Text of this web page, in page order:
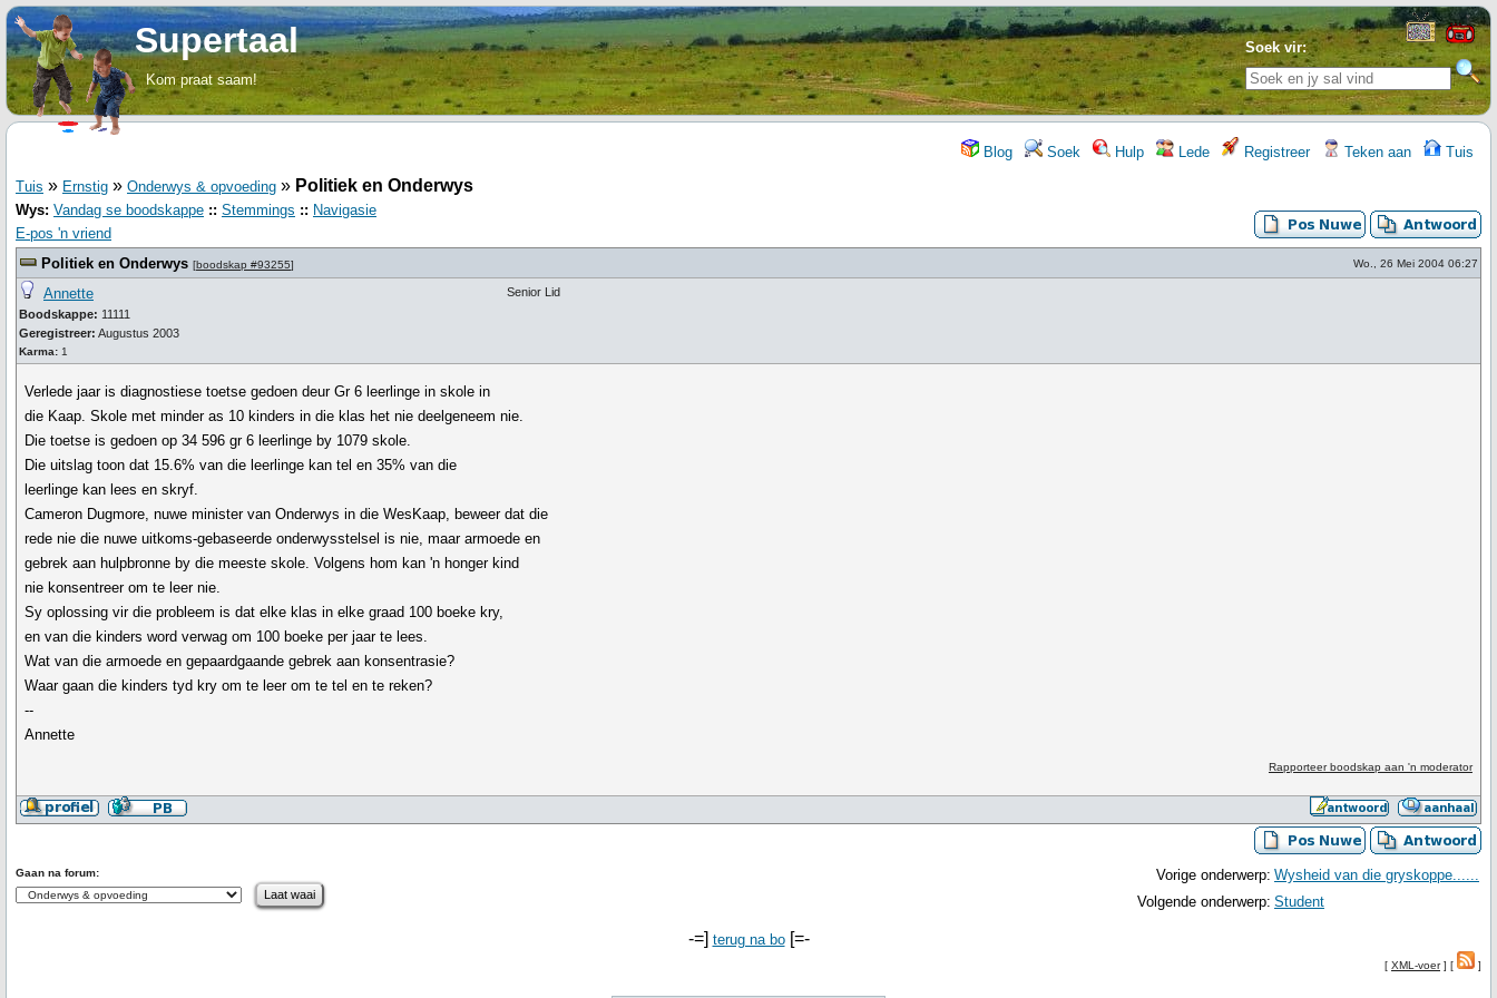
Soek vir:
Supertaal
Kom praat saam!
Blog Soek Hulp Lede Registreer Teken aan Tuis
Tuis » Ernstig » Onderwys & opvoeding » Politiek en Onderwys
Wys: Vandag se boodskappe :: Stemmings :: Navigasie
E-pos 'n vriend
Politiek en Onderwys [boodskap #93255] Wo., 26 Mei 2004 06:27
Annette
Boodskappe: 11111
Geregistreer: Augustus 2003
Karma: 1
Senior Lid
Verlede jaar is diagnostiese toetse gedoen deur Gr 6 leerlinge in skole in
die Kaap. Skole met minder as 10 kinders in die klas het nie deelgeneem nie.
Die toetse is gedoen op 34 596 gr 6 leerlinge by 1079 skole.
Die uitslag toon dat 15.6% van die leerlinge kan tel en 35% van die
leerlinge kan lees en skryf.
Cameron Dugmore, nuwe minister van Onderwys in die WesKaap, beweer dat die
rede nie die nuwe uitkoms-gebaseerde onderwysstelsel is nie, maar armoede en
gebrek aan hulpbronne by die meeste skole. Volgens hom kan 'n honger kind
nie konsentreer om te leer nie.
Sy oplossing vir die probleem is dat elke klas in elke graad 100 boeke kry,
en van die kinders word verwag om 100 boeke per jaar te lees.
Wat van die armoede en gepaardgaande gebrek aan konsentrasie?
Waar gaan die kinders tyd kry om te leer om te tel en te reken?
--
Annette
Rapporteer boodskap aan 'n moderator
Vorige onderwerp: Wysheid van die gryskoppe......
Volgende onderwerp: Student
Gaan na forum:
-=] terug na bo[=-
[ XML-voer] [ ]